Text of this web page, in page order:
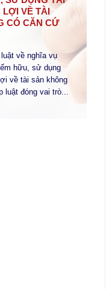
VỀ TÀI
CÓ CĂN CỨ
về nghĩa vụ
hữu, sử dụng
về tài sản không
luật đóng vai trò...